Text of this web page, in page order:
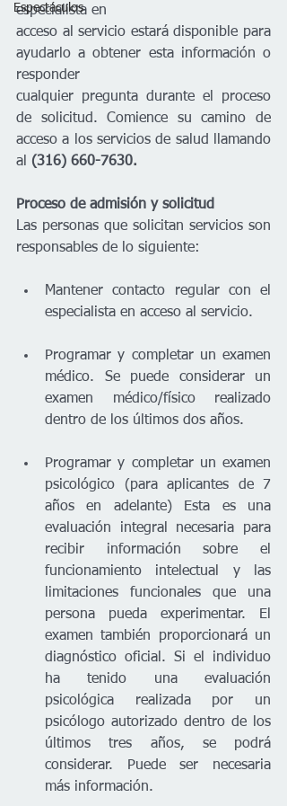
Espectáculos
especialista en
acceso al servicio estará disponible para
ayudarlo a obtener esta información o
responder
cualquier pregunta durante el proceso
de solicitud. Comience su camino de
acceso a los servicios de salud llamando
al (316) 660-7630.
Proceso de admisión y solicitud
Las personas que solicitan servicios son
responsables de lo siguiente:
Mantener contacto regular con el
especialista en acceso al servicio.
Programar y completar un examen
médico. Se puede considerar un
examen médico/físico realizado
dentro de los últimos dos años.
Programar y completar un examen
psicológico (para aplicantes de 7
años en adelante) Esta es una
evaluación integral necesaria para
recibir información sobre el
funcionamiento intelectual y las
limitaciones funcionales que una
persona pueda experimentar. El
examen también proporcionará un
diagnóstico oficial. Si el individuo
ha tenido una evaluación
psicológica realizada por un
psicólogo autorizado dentro de los
últimos tres años, se podrá
considerar. Puede ser necesaria
más información.